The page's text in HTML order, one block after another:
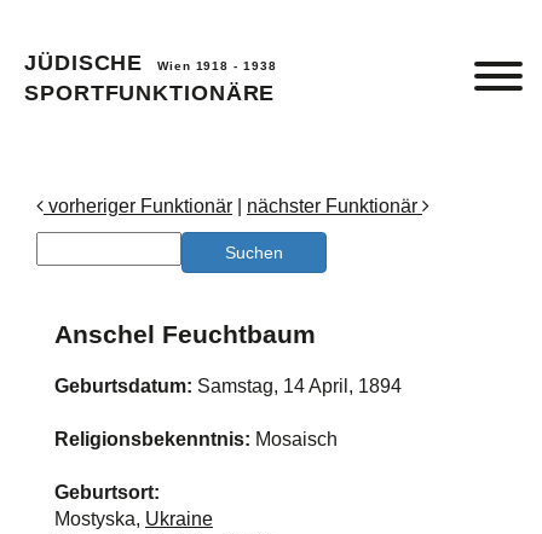
JÜDISCHE Wien 1918 - 1938
SPORTFUNKTIONÄRE
vorheriger Funktionär nächster Funktionär
Anschel Feuchtbaum
Geburtsdatum: Samstag, 14 April, 1894
Religionsbekenntnis: Mosaisch
Geburtsort:
Mostyska, Ukraine